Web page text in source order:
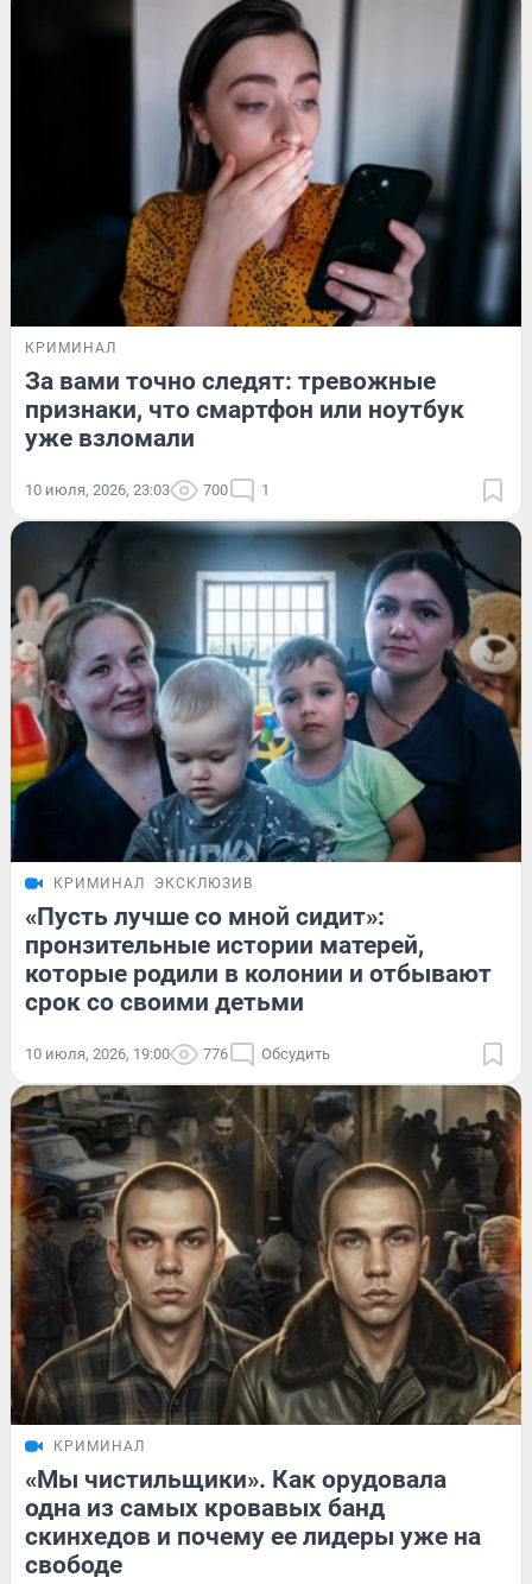
КРИМИНАЛ
За вами точно следят: тревожные
признаки, что смартфон или ноутбук
уже взломали
10 июля, 2026, 23:03 700 1
КРИМИНАЛ ЭКСКЛЮЗИВ
«Пусть лучше со мной сидит»:
пронзительные истории матерей,
которые родили в колонии и отбывают
срок со своими детьми
10 июля, 2026, 19:00 776 Обсудить
КРИМИНАЛ
«Мы чистильщики». Как орудовала
одна из самых кровавых банд
скинхедов и почему ее лидеры уже на
свободе